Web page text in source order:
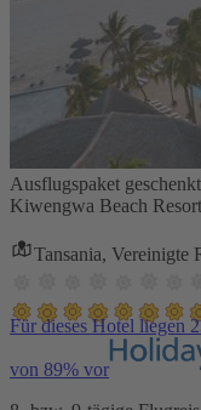
Ausflugspaket geschenkt
Kiwengwa Beach
Tansania, Vereinigte
Für dieses Hotel liegen
von 89% vor